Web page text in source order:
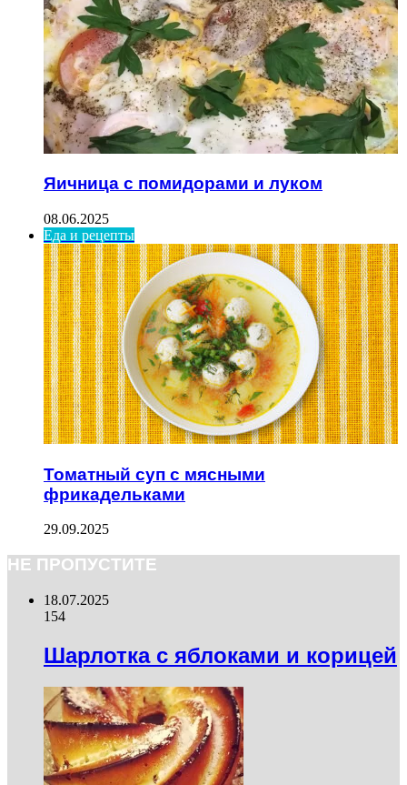
Яичница с помидорами и луком
08.06.2025
Еда и рецепты
Томатный суп с мясными
фрикадельками
29.09.2025
НЕ ПРОПУСТИТЕ
18.07.2025
154
Шарлотка с яблоками и корицей